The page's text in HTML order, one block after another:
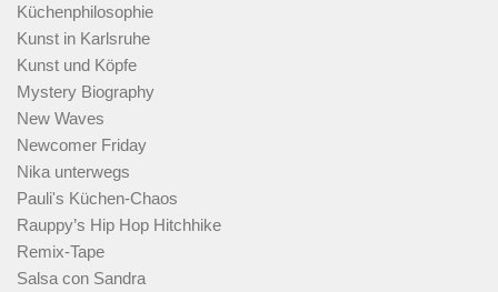
Küchenphilosophie
Kunst in Karlsruhe
Kunst und Köpfe
Mystery Biography
New Waves
Newcomer Friday
Nika unterwegs
Pauli's Küchen-Chaos
Rauppy’s Hip Hop Hitchhike
Remix-Tape
Salsa con Sandra